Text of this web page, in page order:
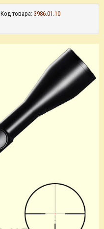
Код товара:3986.01.10